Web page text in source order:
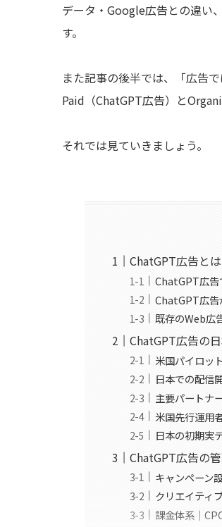
データ・Google広告との違い
す。
また記事の後半では、「広告
Paid（ChatGPT広告）と
それでは見ていきましょう。
ChatGPT広告と
ChatGPT広告
ChatGPT広告
既存のWeb広
ChatGPT広告の
米国パイロッ
日本での配信
主要パートナ
米国先行運用
日本の初期実
ChatGPT広告の
キャンペーン
クリエイティ
課金体系｜